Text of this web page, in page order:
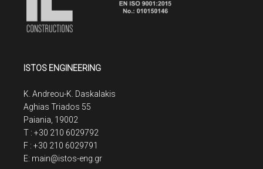
ISTOS ENGINEERING
K. Andreou-K. Daskalakis
Aghias Triados 55
Paiania, 19002
T : +30 210 6029792
F : +30 210 6029791
E: main@istos-eng.gr